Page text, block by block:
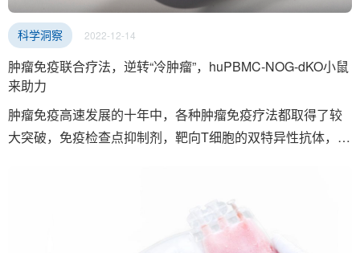
科学洞察 2022-12-14
肿瘤免疫联合疗法，逆转“冷肿瘤”，huPBMC-NOG-dKO小鼠
来助力
肿瘤免疫高速发展的十年中，各种肿瘤免疫疗法都取得了较
大突破，免疫检查点抑制剂，靶向T细胞的双特异性抗体，
因是在 “冷肿瘤”中几乎不存在免疫细胞，如何让免疫细胞浸
润这些肿瘤从而发挥抗肿瘤活性是需要解决的难题。